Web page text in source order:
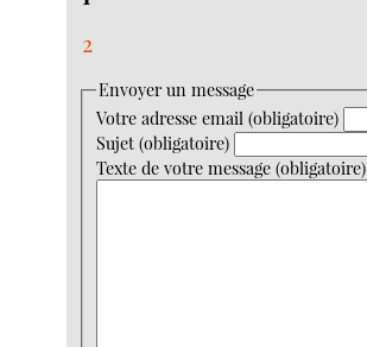
2
Envoyer un message
Votre adresse email (obligatoire)
Sujet (obligatoire)
Texte de votre message (obligatoire)